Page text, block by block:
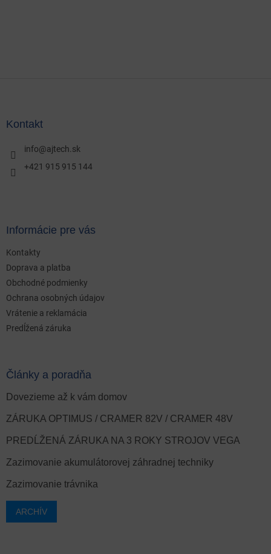
Kontakt
info@ajtech.sk
+421 915 915 144
Informácie pre vás
Kontakty
Doprava a platba
Obchodné podmienky
Ochrana osobných údajov
Vrátenie a reklamácia
Predĺžená záruka
Články a poradňa
Dovezieme až k vám domov
ZÁRUKA OPTIMUS / CRAMER 82V / CRAMER 48V
PREDĹŽENÁ ZÁRUKA NA 3 ROKY STROJOV VEGA
Zazimovanie akumulátorovej záhradnej techniky
Zazimovanie trávnika
ARCHÍV